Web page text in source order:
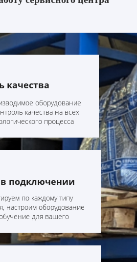
или
качества
оборудование
качества на всех
процесса
по каждому типу
настроим оборудование
для вашего
подключении